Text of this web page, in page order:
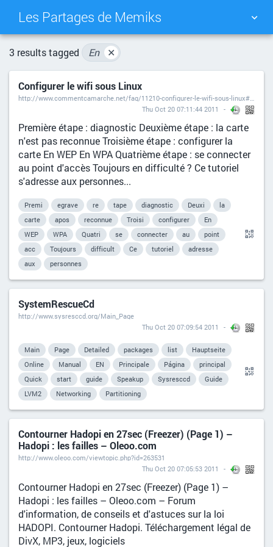
Les Partages de Memiks
TAG CLOUD
DAILY
3 results tagged En ✕
Configurer le wifi sous Linux
http://www.commentcamarche.net/faq/11210-configurer-le-wifi-sous-linux#simili
Thu Oct 20 07:11:44 2011
Première étape : diagnostic Deuxième étape : la carte
n'est pas reconnue Troisième étape : configurer la
carte En WEP En WPA Quatrième étape : se connecter
au point d'accès Toujours en difficulté ? Ce tutoriel
s'adresse aux personnes...
Premi egrave re tape diagnostic Deuxi
la
carte
apos reconnue Troisi configurer
En
WEP
WPA Quatri se connecter au
point
acc
Toujours difficult Ce tutoriel
adresse
aux
personnes
SystemRescueCd
http://www.sysresccd.org/Main_Page
Thu Oct 20 07:09:54 2011
Main Page Detailed packages list
Hauptseite
Online
Manual EN Principale Página
principal
Quick
start guide Speakup Sysresccd
Guide
LVM2
Networking Partitioning
Contourner Hadopi en 27sec (Freezer) (Page 1) –
Hadopi : les failles – Oleoo.com
http://www.oleoo.com/viewtopic.php?id=263531
Thu Oct 20 07:05:53 2011
Contourner Hadopi en 27sec (Freezer) (Page 1) –
Hadopi : les failles – Oleoo.com – Forum
d'information, de conseils et d'astuces sur la loi
HADOPI. Contourner Hadopi. Téléchargement légal de
DivX, MP3, jeux, logiciels